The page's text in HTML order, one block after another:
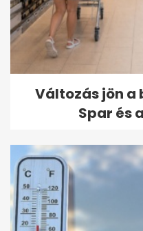
Változás jön a
Spar és